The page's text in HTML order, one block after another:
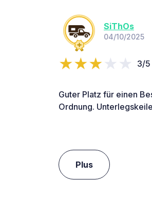
SiThOs
04/10/2025
3/5
Guter Platz für einen
Ordnung.
Plus